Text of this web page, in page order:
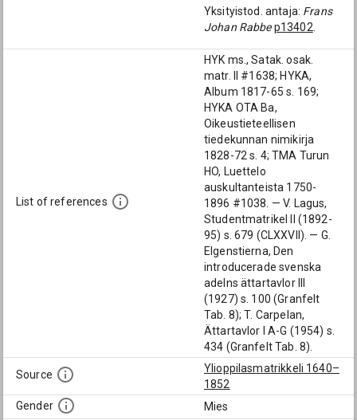
Yksityistod. antaja: Frans
Johan Rabbe p13402
List of references
HYK ms., Satak. osak.
matr. II #1638; HYKA,
Album 1817-65 s. 169;
HYKA OTA Ba,
Oikeustieteellisen
tiedekunnan nimikirja
1828-72 s. 4; TMA Turun
HO, Luettelo
auskultanteista 1750-
1896 #1038. — V. Lagus,
Studentmatrikel II (1892-
95) s. 679 (CLXXVII). — G.
Elgenstierna, Den
introducerade svenska
adelns ättartavlor III
(1927) s. 100 (Granfelt
Tab. 8); T. Carpelan,
Ättartavlor I A-G (1954) s.
434 (Granfelt Tab. 8).
Source
Ylioppilasmatrikkeli 1640–
1852
Gender
Mies